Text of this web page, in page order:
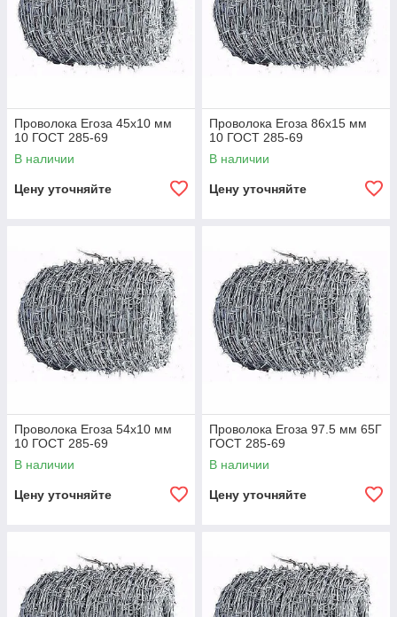
Проволока Егоза 45x10 мм
10 ГОСТ 285-69
В наличии
Цену уточняйте
Проволока Егоза 86x15 мм
10 ГОСТ 285-69
В наличии
Цену уточняйте
Проволока Егоза 54x10 мм
10 ГОСТ 285-69
В наличии
Цену уточняйте
Проволока Егоза 97.5 мм 65Г
ГОСТ 285-69
В наличии
Цену уточняйте